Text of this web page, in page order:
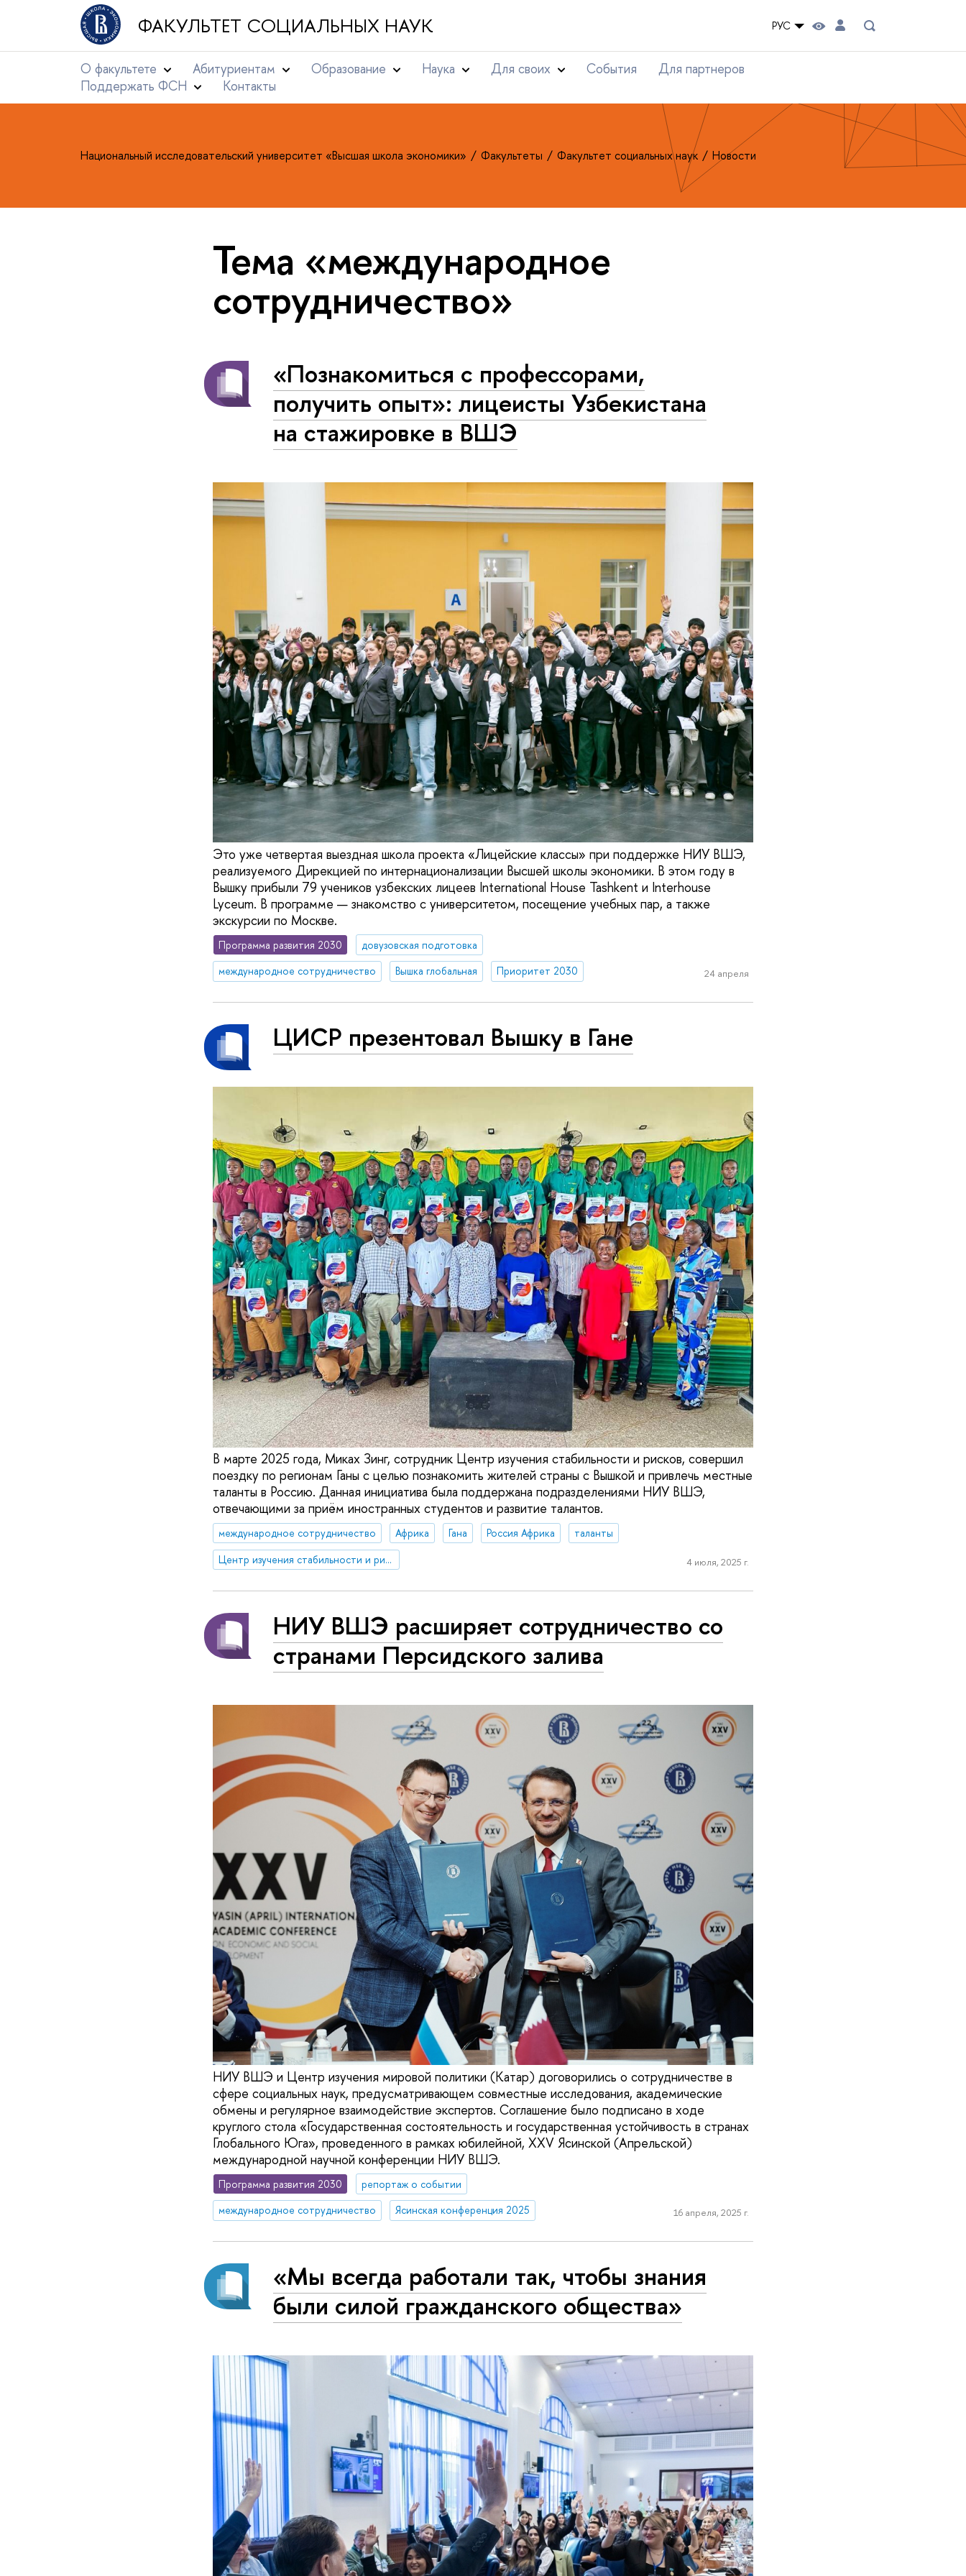
ФАКУЛЬТЕТ СОЦИАЛЬНЫХ НАУК РУС
О факультете Абитуриентам Образование Наука Для своих События
Для партнеров
Поддержать ФСН
Контакты
Национальный исследовательский университет «Высшая школа экономики» Факультеты Факультет социальных наук Новости
Тема «международное
сотрудничество»
«Познакомиться с профессорами,
получить опыт»: лицеисты Узбекистана
на стажировке в ВШЭ
Это уже четвертая выездная школа проекта «Лицейские классы» при поддержке НИУ ВШЭ,
реализуемого Дирекцией по интернационализации Высшей школы экономики. В этом году в
Вышку прибыли 79 учеников узбекских лицеев International House Tashkent и Interhouse
Lyceum. В программе — знакомство с университетом, посещение учебных пар, а также
экскурсии по Москве.
Программа развития 2030
довузовская подготовка
международное сотрудничество
Вышка глобальная Приоритет 2030 24 апреля
ЦИСР презентовал Вышку в Гане
В марте 2025 года, Миках Зинг, сотрудник Центр изучения стабильности и рисков, совершил
поездку по регионам Ганы с целью познакомить жителей страны с Вышкой и привлечь местные
таланты в Россию. Данная инициатива была поддержана подразделениями НИУ ВШЭ,
отвечающими за приём иностранных студентов и развитие талантов.
международное сотрудничество Африка Гана Россия Африка
таланты
Центр изучения стабильности и рисков
4 июля, 2025 г.
НИУ ВШЭ расширяет сотрудничество со
странами Персидского залива
НИУ ВШЭ и Центр изучения мировой политики (Катар) договорились о сотрудничестве в
сфере социальных наук, предусматривающем совместные исследования, академические
обмены и регулярное взаимодействие экспертов. Соглашение было подписано в ходе
круглого стола «Государственная состоятельность и государственная устойчивость в странах
Глобального Юга», проведенного в рамках юбилейной, XXV Ясинской (Апрельской)
международной научной конференции НИУ ВШЭ.
Программа развития 2030
репортаж о событии
международное сотрудничество
Ясинская конференция 2025 16 апреля, 2025 г.
«Мы всегда работали так, чтобы знания
были силой гражданского общества»